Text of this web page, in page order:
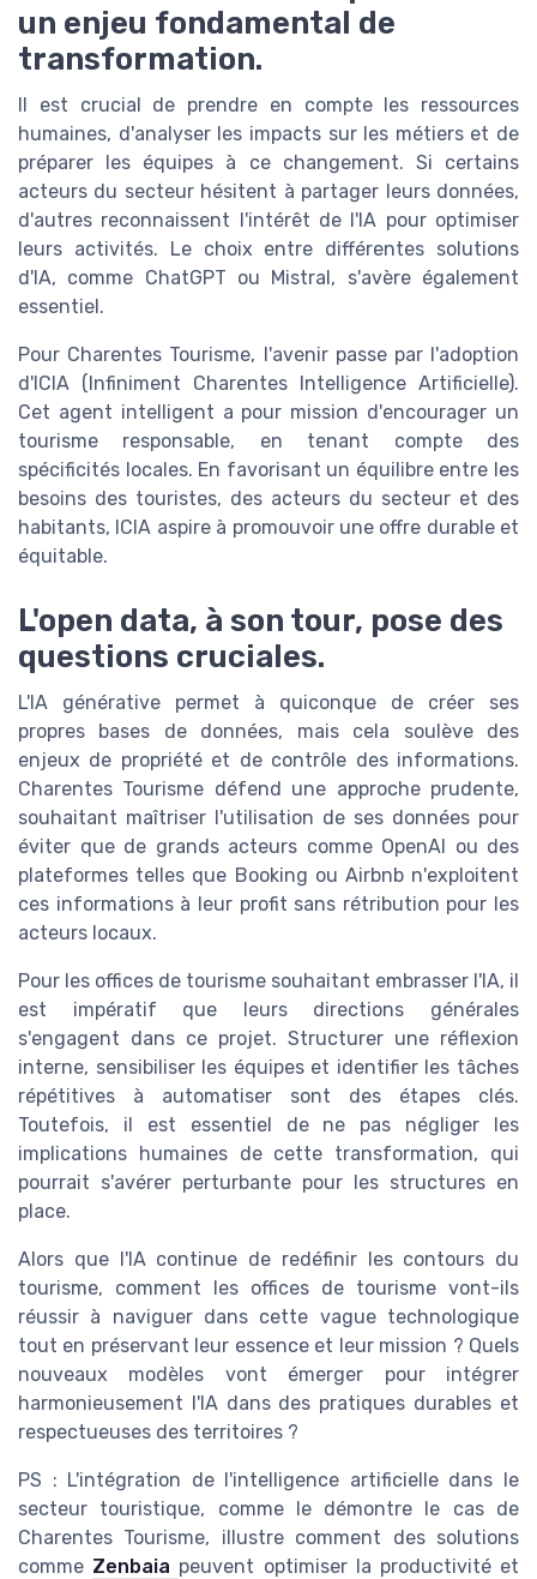
un enjeu fondamental de
transformation.
Il est crucial de prendre en compte les ressources
humaines, d'analyser les impacts sur les métiers et de
préparer les équipes à ce changement. Si certains
acteurs du secteur hésitent à partager leurs données,
d'autres reconnaissent l'intérêt de l'IA pour optimiser
leurs activités. Le choix entre différentes solutions
d'IA, comme ChatGPT ou Mistral, s'avère également
essentiel.
Pour Charentes Tourisme, l'avenir passe par l'adoption
d'ICIA (Infiniment Charentes Intelligence Artificielle).
Cet agent intelligent a pour mission d'encourager un
tourisme responsable, en tenant compte des
spécificités locales. En favorisant un équilibre entre les
besoins des touristes, des acteurs du secteur et des
habitants, ICIA aspire à promouvoir une offre durable et
équitable.
L'open data, à son tour, pose des
questions cruciales.
L'IA générative permet à quiconque de créer ses
propres bases de données, mais cela soulève des
enjeux de propriété et de contrôle des informations.
Charentes Tourisme défend une approche prudente,
souhaitant maîtriser l'utilisation de ses données pour
éviter que de grands acteurs comme OpenAI ou des
plateformes telles que Booking ou Airbnb n'exploitent
ces informations à leur profit sans rétribution pour les
acteurs locaux.
Pour les offices de tourisme souhaitant embrasser l'IA, il
est impératif que leurs directions générales
s'engagent dans ce projet. Structurer une réflexion
interne, sensibiliser les équipes et identifier les tâches
répétitives à automatiser sont des étapes clés.
Toutefois, il est essentiel de ne pas négliger les
implications humaines de cette transformation, qui
pourrait s'avérer perturbante pour les structures en
place.
Alors que l'IA continue de redéfinir les contours du
tourisme, comment les offices de tourisme vont-ils
réussir à naviguer dans cette vague technologique
tout en préservant leur essence et leur mission ? Quels
nouveaux modèles vont émerger pour intégrer
harmonieusement l'IA dans des pratiques durables et
respectueuses des territoires ?
PS : L'intégration de l'intelligence artificielle dans le
secteur touristique, comme le démontre le cas de
Charentes Tourisme, illustre comment des solutions
comme Zenbaia peuvent optimiser la productivité et